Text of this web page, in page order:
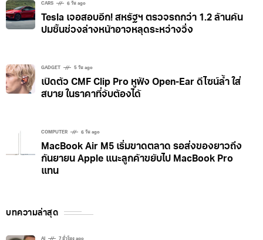
CARS 6 วัน ago
Tesla เจอสอบอีก! สหรัฐฯ ตรวจรถกว่า 1.2 ล้านคัน
ปมชิ้นช่วงล่างหน้าอาจหลุดระหว่างวิ่ง
GADGET 5 วัน ago
เปิดตัว CMF Clip Pro หูฟัง Open-Ear ดีไซน์ล้ำ ใส่
สบาย ในราคาที่จับต้องได้
COMPUTER 6 วัน ago
MacBook Air M5 เริ่มขาดตลาด รอส่งของยาวถึง
กันยายน Apple แนะลูกค้าขยับไป MacBook Pro
แทน
บทความล่าสุด
AI 7 ชั่วโมง ago